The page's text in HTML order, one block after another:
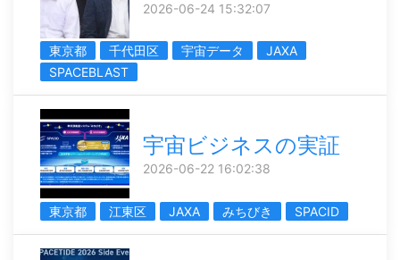
2026-06-24 15:32:07
東京都 千代田区 宇宙データ
JAXA
SPACEBLAST
宇宙ビジネスの実証
2026-06-22 16:02:38
東京都 江東区 JAXA みちびき SPACID